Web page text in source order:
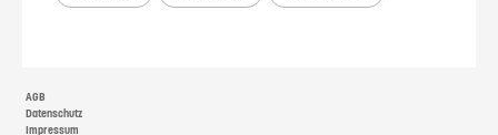
AGB
Datenschutz
Impressum